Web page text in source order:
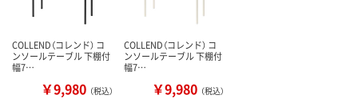
COLLEND（コレンド） コ
ンソールテーブル 下棚付
幅7…
￥9,980 （税込）
COLLEND（コレンド） コ
ンソールテーブル 下棚付
幅7…
￥9,980 （税込）